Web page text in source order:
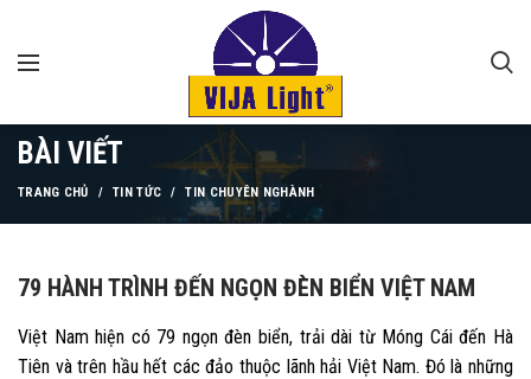
BÀI VIẾT
TRANG CHỦ TIN TỨC TIN CHUYÊN NGHÀNH
79 HÀNH TRÌNH ĐẾN NGỌN ĐÈN BIỂN VIỆT NAM
Việt Nam hiện có 79 ngọn đèn biển, trải dài từ Móng Cái đến Hà
Tiên và trên hầu hết các đảo thuộc lãnh hải Việt Nam. Đó là những